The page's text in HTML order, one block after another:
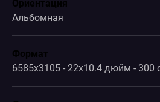
Ориентация
Альбомная
Формат
6585x3105 - 22x10.4 дюйм - 300